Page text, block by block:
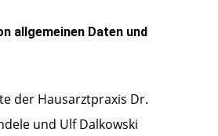
allgemeinen Daten und
der Hausarztpraxis Dr.
und Ulf Dalkowski